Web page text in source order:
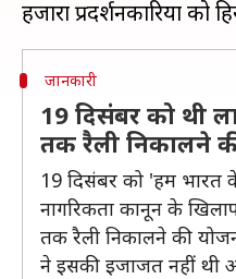
जानकारी
19 दिसंबर को थी
तक रैली निकालने
19 दिसंबर को 'हम भारत
नागरिकता कानून के
तक रैली निकालने की
ने इसकी इजाजत नहीं थी